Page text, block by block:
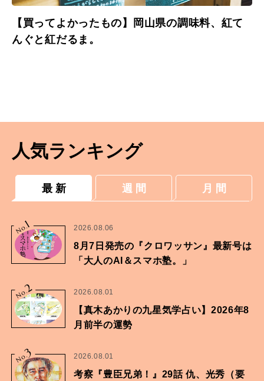
【買ってよかったもの】岡山県の調味料、紅て
んぐと紅だるま。
人気ランキング
最 新 週 間 月 間
No.
1 2026.08.06
8月7日発売の『クロワッサン』最新号は
「大人のAI＆スマホ塾。」
No.2 2026.08.01
【真木あかりの九星気学占い】2026年8
月前半の運勢
No.
3 2026.08.01
考察『豊臣兄弟！』29話 仇、光秀（要